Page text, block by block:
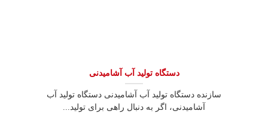
دستگاه تولید آب آشامیدنی
سازنده دستگاه تولید آب آشامیدنی دستگاه تولید آب
آشامیدنی، اگر به دنبال راهی برای تولید...